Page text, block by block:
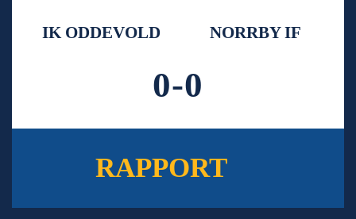
IK ODDEVOLD NORRBY IF
0-0
RAPPORT